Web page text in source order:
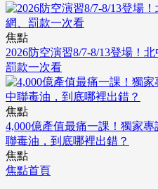
焦點
2026防空演習8/7-8/13登場！
罰款一次看
焦點
4,000億產值最痛一課！獨家
聯毒油，到底哪裡出錯？
焦點
焦點首頁